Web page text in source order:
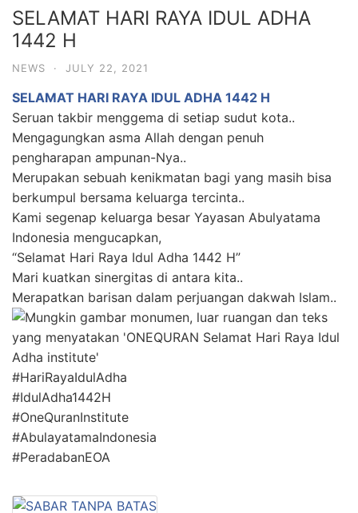
SELAMAT HARI RAYA IDUL ADHA
1442 H
NEWS · JULY 22, 2021
SELAMAT HARI RAYA IDUL ADHA 1442 H
Seruan takbir menggema di setiap sudut kota..
Mengagungkan asma Allah dengan penuh
pengharapan ampunan-Nya..
Merupakan sebuah kenikmatan bagi yang masih bisa
berkumpul bersama keluarga tercinta..
Kami segenap keluarga besar Yayasan Abulyatama
Indonesia mengucapkan,
“Selamat Hari Raya Idul Adha 1442 H”
Mari kuatkan sinergitas di antara kita..
Merapatkan barisan dalam perjuangan dakwah Islam..
#HariRayaIdulAdha
#IdulAdha1442H
#OneQuranInstitute
#AbulayatamaIndonesia
#PeradabanEOA